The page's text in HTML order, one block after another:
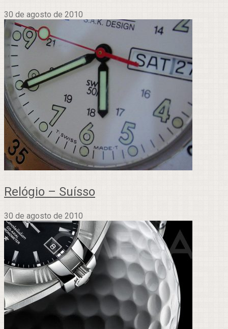
30 de agosto de 2010
Relógio – Suísso
30 de agosto de 2010